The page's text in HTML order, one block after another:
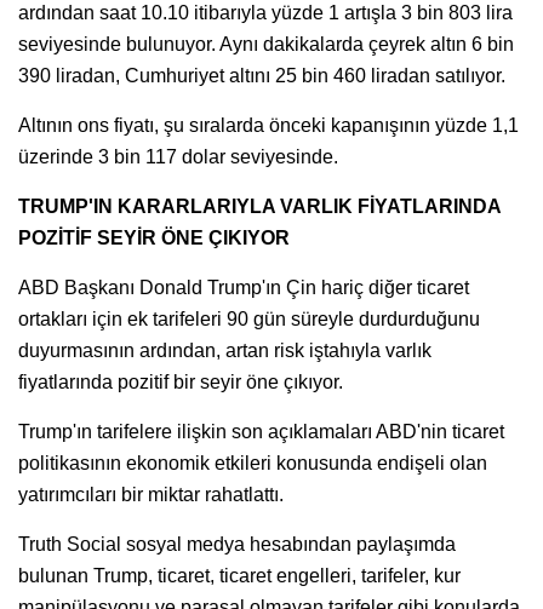
ardından saat 10.10 itibarıyla yüzde 1 artışla 3 bin 803 lira
seviyesinde bulunuyor. Aynı dakikalarda çeyrek altın 6 bin
390 liradan, Cumhuriyet altını 25 bin 460 liradan satılıyor.
Altının ons fiyatı, şu sıralarda önceki kapanışının yüzde 1,1
üzerinde 3 bin 117 dolar seviyesinde.
TRUMP'IN KARARLARIYLA VARLIK FİYATLARINDA
POZİTİF SEYİR ÖNE ÇIKIYOR
ABD Başkanı Donald Trump'ın Çin hariç diğer ticaret
ortakları için ek tarifeleri 90 gün süreyle durdurduğunu
duyurmasının ardından, artan risk iştahıyla varlık
fiyatlarında pozitif bir seyir öne çıkıyor.
Trump'ın tarifelere ilişkin son açıklamaları ABD'nin ticaret
politikasının ekonomik etkileri konusunda endişeli olan
yatırımcıları bir miktar rahatlattı.
Truth Social sosyal medya hesabından paylaşımda
bulunan Trump, ticaret, ticaret engelleri, tarifeler, kur